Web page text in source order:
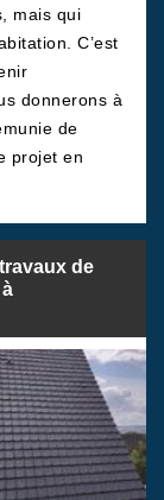
mais qui
C’est
donnerons à
de
projet en
de